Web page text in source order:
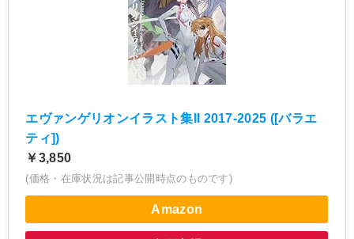
エヴァンゲリオンイラスト集II 2017-2025 ([バラエ
ティ])
￥3,850
(価格・在庫状況は記事公開時点のものです)
Amazon